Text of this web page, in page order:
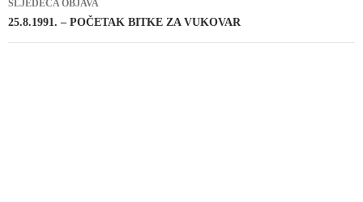
SLJEDEĆA OBJAVA
25.8.1991. – POČETAK BITKE ZA VUKOVAR